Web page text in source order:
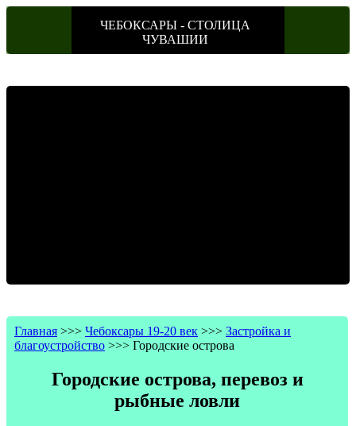
ЧЕБОКСАРЫ - СТОЛИЦА
ЧУВАШИИ
Главная >>> Чебоксары 19-20 век >>> Застройка и
благоустройство >>> Городские острова
Городские острова, перевоз и
рыбные ловли